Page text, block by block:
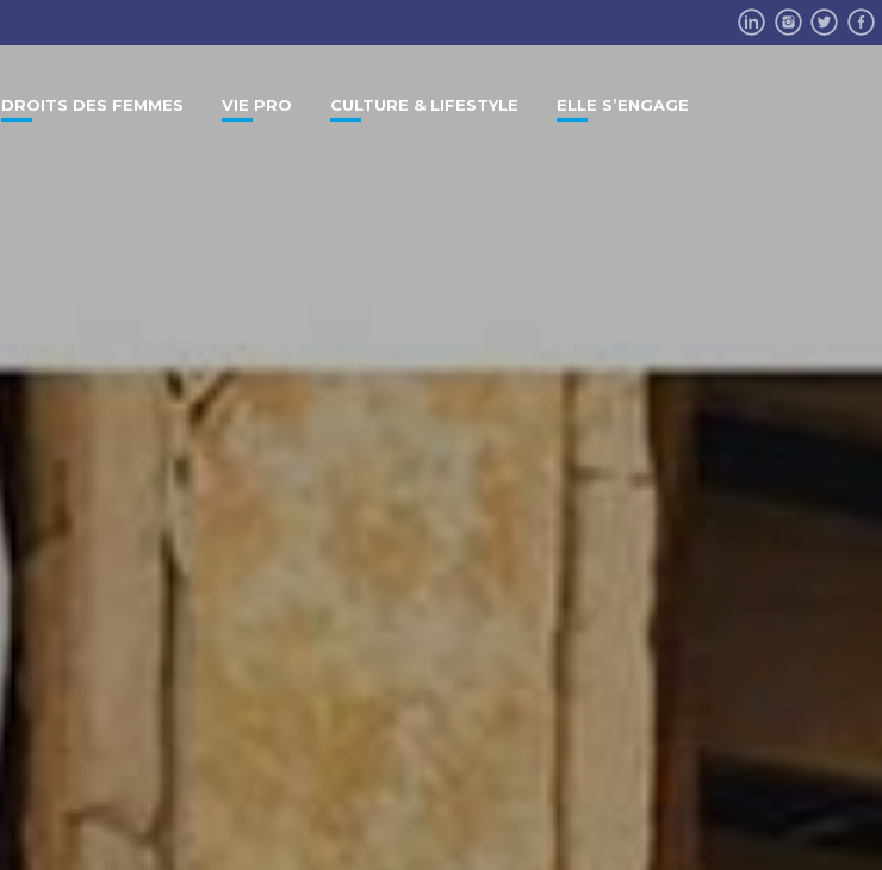
DROITS DES FEMMES VIE PRO CULTURE & LIFESTYLE ELLE S’ENGAGE